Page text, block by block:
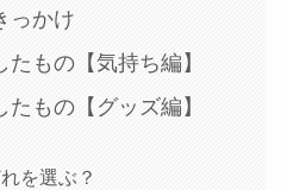
っかけ
たもの【気持ち編】
たもの【グッズ編】
を選ぶ？